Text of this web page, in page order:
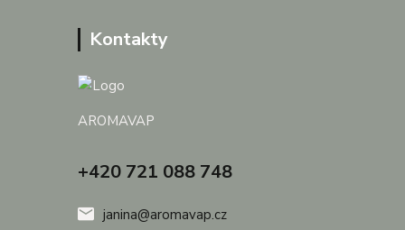
Kontakty
AROMAVAP
+420 721 088 748
janina@aromavap.cz